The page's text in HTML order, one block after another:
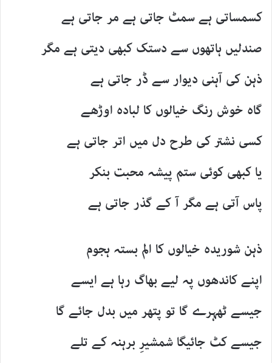
کسمساتی ہے سمٹ جاتی ہے مر جاتی ہے
صندلیں ہاتھوں سے دستک کبھی دیتی ہے مگر
ذہن کی آہنی دیوار سے ڈر جاتی ہے
گاہ خوش رنگ خیالوں کا لبادہ اوڑھے
کسی نشتر کی طرح دل میں اتر جاتی ہے
یا کبھی کوئی ستم پیشہ محبت بنکر
پاس آتی ہے مگر آ کے گذر جاتی ہے
ذہن شوریدہ خیالوں کا الم بستہ ہجوم
اپنے کاندھوں پہ لیے بھاگ رہا ہے ایسے
جیسے ٹھہرے گا تو پتھر میں بدل جائے گا
جیسے کٹ جائیگا شمشیرِ برہنہ کے تلے